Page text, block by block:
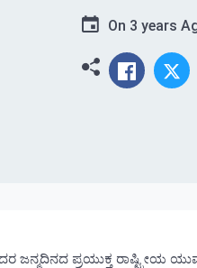
On 3 years
ಪ್ರಯುಕ್ತ ರಾಷ್ಟ್ರೀಯ